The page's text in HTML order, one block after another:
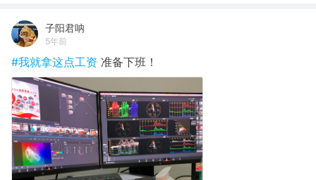
子阳君呐
5年前
#我就拿这点工资 准备下班！